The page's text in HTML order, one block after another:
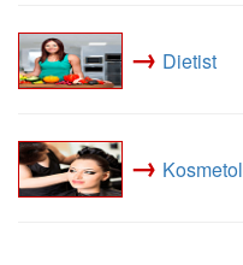
→ Dietist
→